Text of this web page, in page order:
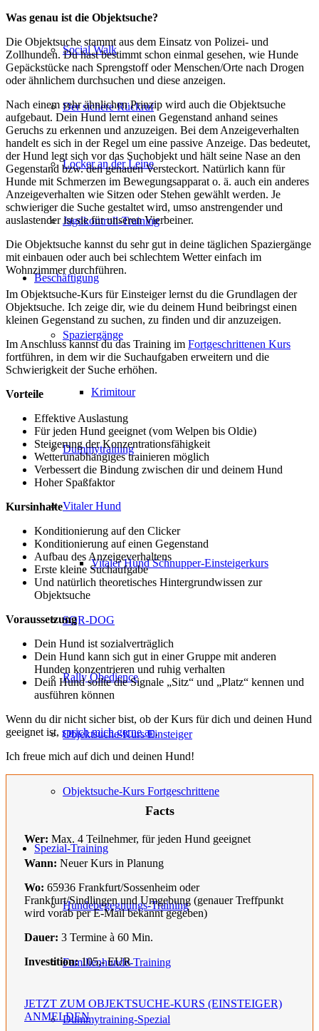
Social Walk
Der sichere Rückruf
Locker an der Leine
Jagdkontroll-Training
Beschäftigung
Spaziergänge
Krimitour
Dummytraining
Vitaler Hund
Vitaler Hund Schnupper-Einsteigerkurs
SQR-DOG
Rally Obedience
Objektsuche-Kurs Einsteiger
Objektsuche-Kurs Fortgeschrittene
Spezial-Training
Hundebegegnungs-Training
Familienhunde-Training
Dummytraining-Spezial
Was genau ist die Objektsuche?
Die Objektsuche stammt aus dem Einsatz von Polizei- und
Zollhunden. Du hast bestimmt schon einmal gesehen, wie Hunde
Gepäckstücke nach Sprengstoff oder Menschen/Orte nach Drogen
oder ähnlichem durchsuchen und diese anzeigen.
Nach einem sehr ähnlichen Prinzip wird auch die Objektsuche
aufgebaut. Dein Hund lernt einen Gegenstand anhand seines
Geruchs zu erkennen und anzuzeigen. Bei dem Anzeigeverhalten
handelt es sich in der Regel um eine passive Anzeige. Das bedeutet,
der Hund legt sich vor das Suchobjekt und hält seine Nase an den
Gegenstand bzw. den genauen Versteckort. Natürlich kann für
Hunde mit Schmerzen im Bewegungsapparat o. ä. auch ein anderes
Anzeigeverhalten wie Sitzen oder Stehen gewählt werden. Je
schwieriger die Suche gestaltet wird, umso anstrengender und
auslastender ist sie für unseren Vierbeiner.
Die Objektsuche kannst du sehr gut in deine täglichen Spaziergänge
mit einbauen oder auch bei schlechtem Wetter einfach im
Wohnzimmer durchführen.
Im Objektsuche-Kurs für Einsteiger lernst du die Grundlagen der
Objektsuche. Ich zeige dir, wie du deinem Hund beibringst einen
kleinen Gegenstand zu suchen, zu finden und dir anzuzeigen.
Im Anschluss kannst du das Training im Fortgeschrittenen Kurs
fortführen, in dem wir die Suchaufgaben erweitern und die
Schwierigkeit der Suche erhöhen.
Vorteile
Effektive Auslastung
Für jeden Hund geeignet (vom Welpen bis Oldie)
Steigerung der Konzentrationsfähigkeit
Wetterunabhängiges trainieren möglich
Verbessert die Bindung zwischen dir und deinem Hund
Hoher Spaßfaktor
Kursinhalte
Konditionierung auf den Clicker
Konditionierung auf einen Gegenstand
Aufbau des Anzeigeverhaltens
Erste kleine Suchaufgabe
Und natürlich theoretisches Hintergrundwissen zur
Objektsuche
Voraussetzung
Dein Hund ist sozialverträglich
Dein Hund kann sich gut in einer Gruppe mit anderen
Hunden konzentrieren und ruhig verhalten
Dein Hund sollte die Signale „Sitz“ und „Platz“ kennen und
ausführen können
Wenn du dir nicht sicher bist, ob der Kurs für dich und deinen Hund
geeignet ist, sprich mich gerne an.
Ich freue mich auf dich und deinen Hund!
Facts
Wer: Max. 4 Teilnehmer, für jeden Hund geeignet
Wann: Neuer Kurs in Planung
Wo: 65936 Frankfurt/Sossenheim oder
Frankfurt/Sindlingen und Umgebung (genauer Treffpunkt
wird vorab per E-Mail bekannt gegeben)
Dauer: 3 Termine à 60 Min.
Investition:105,- EUR
JETZT ZUM OBJEKTSUCHE-KURS (EINSTEIGER)
ANMELDEN